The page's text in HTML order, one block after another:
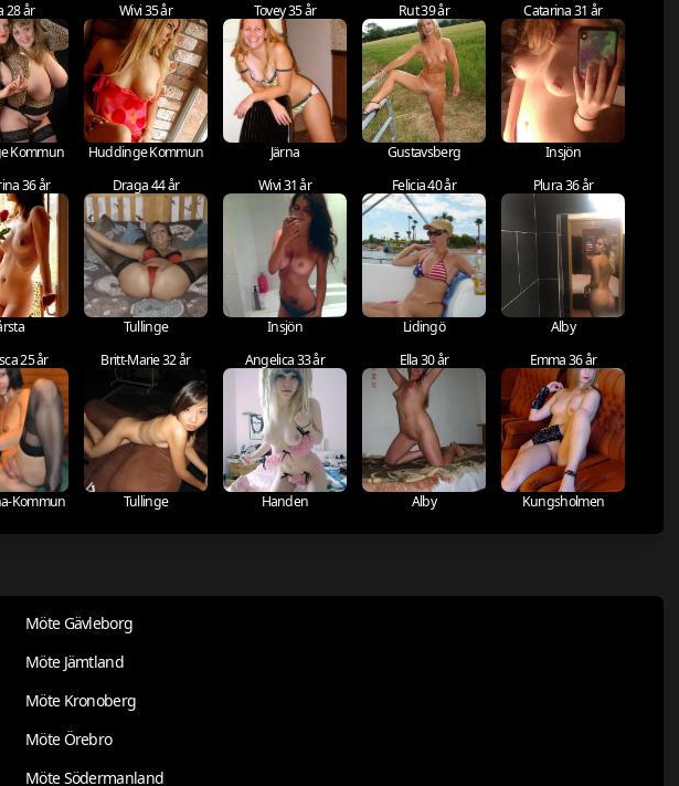
28 år
Kommun
Wivi 35 år
Huddinge Kommun
Tovey 35 år
Järna
Rut 39 år
Gustavsberg
Catarina 31 år
Insjön
36 år Draga 44 år
Tullinge
Wivi 31 år
Insjön
Felicia 40 år
Lidingö
Plura 36 år
Alby
25 år
Kommun
Britt-Marie 32 år
Tullinge
Angelica 33 år
Handen
Ella 30 år
Alby
Emma 36 år
Kungsholmen
Möte Gävleborg
Möte Jämtland
Möte Kronoberg
Möte Örebro
Möte Södermanland